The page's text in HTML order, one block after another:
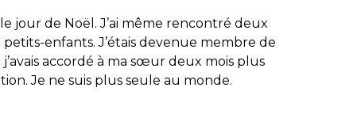
le jour de Noël. J’ai même rencontré deux
enfants. J’étais devenue membre de
accordé à ma sœur deux mois plus
Je ne suis plus seule au monde.